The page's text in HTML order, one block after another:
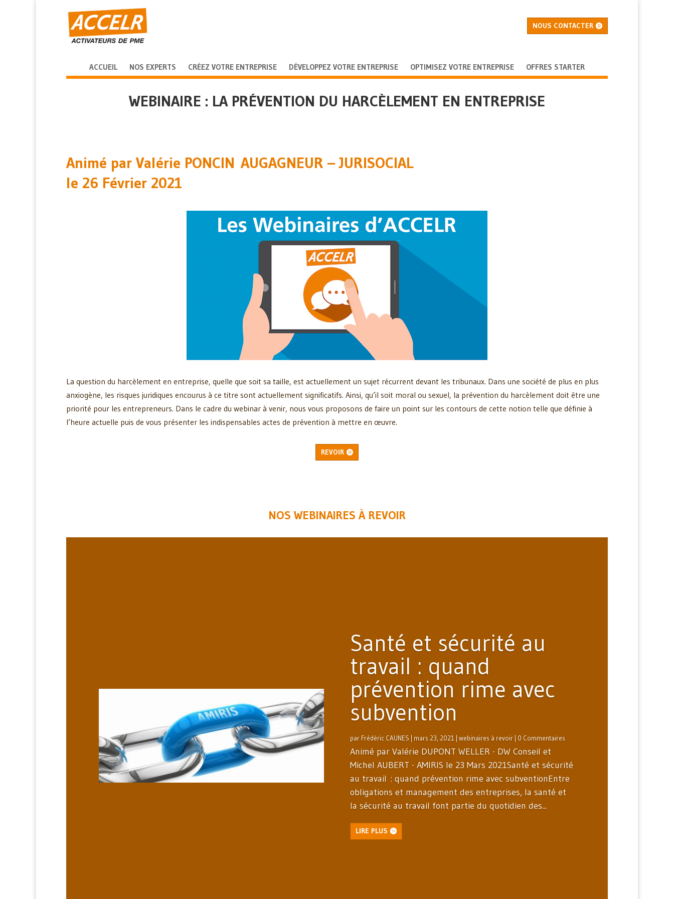
NOUS CONTACTER
ACCUEIL NOS EXPERTS CRÉEZ VOTRE ENTREPRISE DÉVELOPPEZ VOTRE ENTREPRISE OPTIMISEZ VOTRE ENTREPRISE OFFRES STARTER
WEBINAIRE : LA PRÉVENTION DU HARCÈLEMENT EN ENTREPRISE
Animé par Valérie PONCIN AUGAGNEUR – JURISOCIAL
le 26 Février 2021
La question du harcèlement en entreprise, quelle que soit sa taille, est actuellement un sujet récurrent devant les tribunaux. Dans une société de plus en plus
anxiogène, les risques juridiques encourus à ce titre sont actuellement significatifs. Ainsi, qu’il soit moral ou sexuel, la prévention du harcèlement doit être une
priorité pour les entrepreneurs. Dans le cadre du webinar à venir, nous vous proposons de faire un point sur les contours de cette notion telle que définie à
l’heure actuelle puis de vous présenter les indispensables actes de prévention à mettre en œuvre.
REVOIR
NOS WEBINAIRES À REVOIR
Santé et sécurité au
travail : quand
prévention rime avec
subvention
par Frédéric CAUNES mars 23, 2021 |webinaires à revoir | 0 Commentaires
Animé par Valérie DUPONT WELLER - DW Conseil et
Michel AUBERT - AMIRIS le 23 Mars 2021Santé et sécurité
au travail : quand prévention rime avec subventionEntre
obligations et management des entreprises, la santé et
la sécurité au travail font partie du quotidien des...
LIRE PLUS